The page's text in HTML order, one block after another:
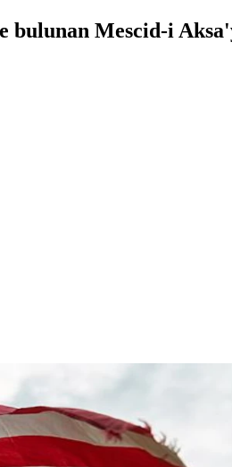
Mescid-i